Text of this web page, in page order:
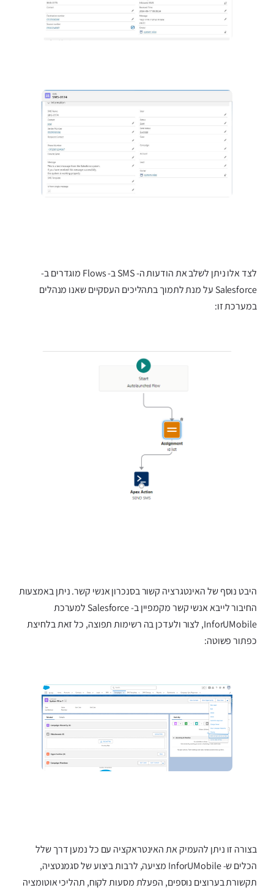
לצד אלו ניתן לשלב את הודעות ה- SMS ב- Flows מוגדרים ב-
Salesforce על מנת לתמוך בתהליכים העסקיים שאנו מנהלים
במערכת זו:
היבט נוסף של האינטגרציה קשור בסנכרון אנשי קשר. ניתן באמצעות
החיבור לייבא אנשי קשר מקמפיין ב- Salesforce למערכת
InforUMobile, לצור ולעדכן בה רשימות תפוצה, כל זאת בלחיצת
כפתור פשוטה:
בצורה זו ניתן להעמיק את האינטראקציה עם כל נמען דרך שלל
הכלים ש- InforUMobile מציעה, לרבות ביצוע של סגמנטציה,
תקשורת בערוצים נוספים, הפעלת מסעות לקוח, תהליכי אוטומציה